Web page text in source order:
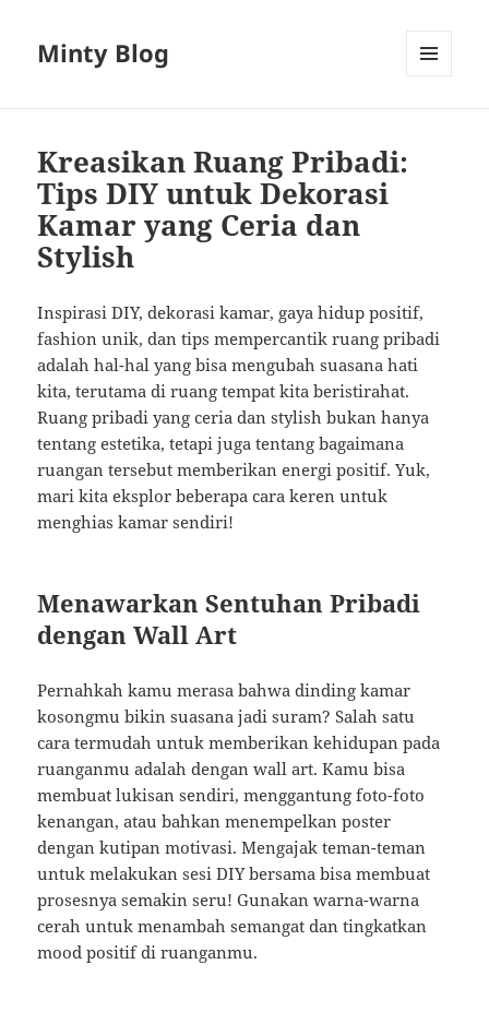
Minty Blog
Kreasikan Ruang Pribadi:
Tips DIY untuk Dekorasi
Kamar yang Ceria dan
Stylish
Inspirasi DIY, dekorasi kamar, gaya hidup positif,
fashion unik, dan tips mempercantik ruang pribadi
adalah hal-hal yang bisa mengubah suasana hati
kita, terutama di ruang tempat kita beristirahat.
Ruang pribadi yang ceria dan stylish bukan hanya
tentang estetika, tetapi juga tentang bagaimana
ruangan tersebut memberikan energi positif. Yuk,
mari kita eksplor beberapa cara keren untuk
menghias kamar sendiri!
Menawarkan Sentuhan Pribadi
dengan Wall Art
Pernahkah kamu merasa bahwa dinding kamar
kosongmu bikin suasana jadi suram? Salah satu
cara termudah untuk memberikan kehidupan pada
ruanganmu adalah dengan wall art. Kamu bisa
membuat lukisan sendiri, menggantung foto-foto
kenangan, atau bahkan menempelkan poster
dengan kutipan motivasi. Mengajak teman-teman
untuk melakukan sesi DIY bersama bisa membuat
prosesnya semakin seru! Gunakan warna-warna
cerah untuk menambah semangat dan tingkatkan
mood positif di ruanganmu.